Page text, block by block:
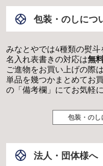
包装・のしにつ
みなとやでは4種類の熨
名入れ表書きの対応は無
ご進物をお買い上げの際
単品を幾つかまとめてお
の「備考欄」にてお気軽
包装・のし
法人・団体様へ